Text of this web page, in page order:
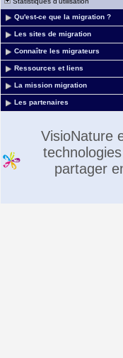
Qu'est-ce que la migration ?
Les sites de migration
Connaître les migrateurs
Ressources et liens
La mission migration
Les partenaires
VisioNature
partager